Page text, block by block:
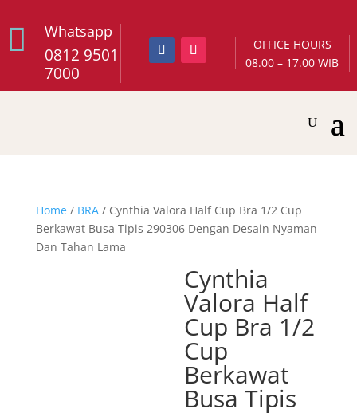
 Whatsapp
0812 9501
7000
OFFICE HOURS
08.00 – 17.00 WIB
Home/ BRA/ Cynthia Valora Half Cup Bra 1/2 Cup
Berkawat Busa Tipis 290306 Dengan Desain Nyaman
Dan Tahan Lama
Cynthia
Valora Half
Cup Bra 1/2
Cup
Berkawat
Busa Tipis